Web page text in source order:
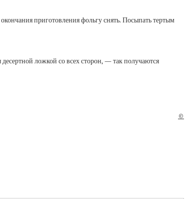
приготовления фольгу снять. Посыпать тертым
ложкой со всех сторон, — так получаются
©